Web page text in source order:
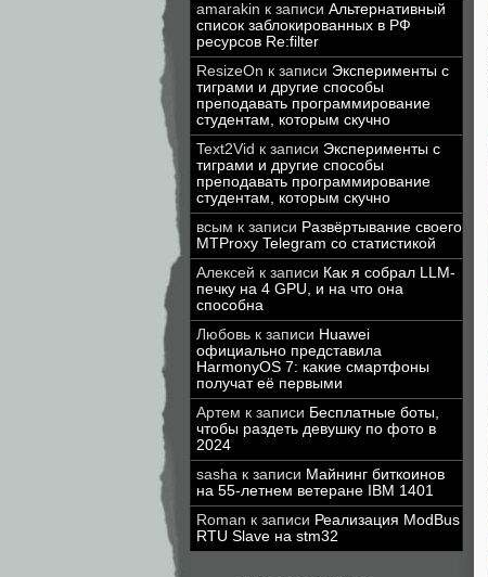
amarakin к записи Альтернативный
список заблокированных в РФ
ресурсов Re:filter
ResizeOn к записи Эксперименты с
тиграми и другие способы
преподавать программирование
студентам, которым скучно
Text2Vid к записи Эксперименты с
тиграми и другие способы
преподавать программирование
студентам, которым скучно
всым к записи Развёртывание своего
MTProxy Telegram со статистикой
Алексей к записи Как я собрал LLM-
печку на 4 GPU, и на что она
способна
Любовь к записи Huawei
официально представила
HarmonyOS 7: какие смартфоны
получат её первыми
Артем к записи Бесплатные боты,
чтобы раздеть девушку по фото в
2024
sasha к записи Майнинг биткоинов
на 55-летнем ветеране IBM 1401
Roman к записи Реализация ModBus
RTU Slave на stm32